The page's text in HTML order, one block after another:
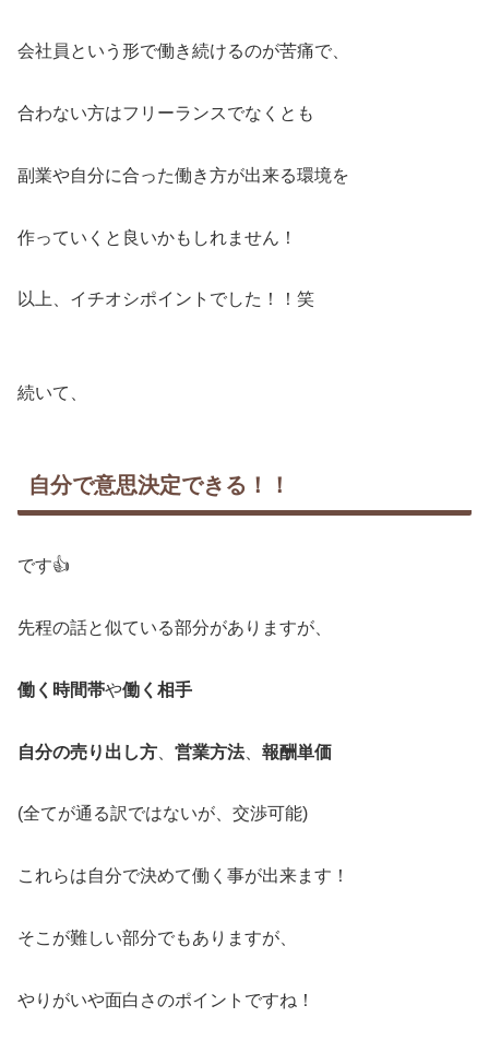
会社員という形で働き続けるのが苦痛で、
合わない方はフリーランスでなくとも
副業や自分に合った働き方が出来る環境を
作っていくと良いかもしれません！
以上、イチオシポイントでした！！笑
続いて、
自分で意思決定できる！！
です👍
先程の話と似ている部分がありますが、
働く時間帯や働く相手
自分の売り出し方 営業方法、 報酬単価
(全てが通る訳ではないが、交渉可能)
これらは自分で決めて働く事が出来ます！
そこが難しい部分でもありますが、
やりがいや面白さのポイントですね！